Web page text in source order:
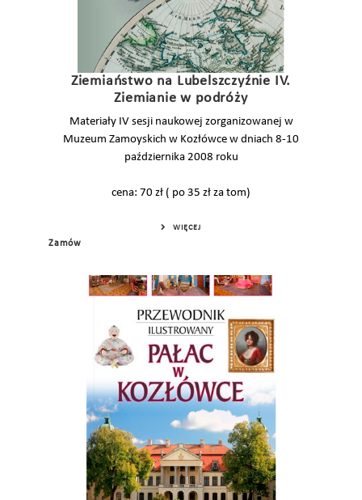
Ziemiaństwo na Lubelszczyźnie IV.
Ziemianie w podróży
Materiały IV sesji naukowej zorganizowanej w
Muzeum Zamoyskich w Kozłówce w dniach 8-10
października 2008 roku
cena: 70 zł ( po 35 zł za tom)
WIĘCEJ
Zamów